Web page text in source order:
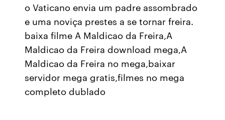
o Vaticano envia um padre assombrado
e uma noviça prestes a se tornar freira.
baixa filme A Maldicao da Freira,A
Maldicao da Freira download mega,A
Maldicao da Freira no mega,baixar
servidor mega gratis,filmes no mega
completo dublado